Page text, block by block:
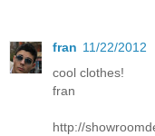
fran 11/22/2012
cool clothes!
fran
http://